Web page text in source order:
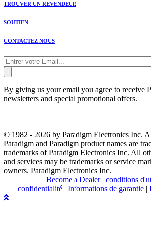
TROUVER UN REVENDEUR
SOUTIEN
CONTACTEZ NOUS
By giving us your email you agree to receive
newsletters and special promotional offers.
© 1982 - 2026 by Paradigm Electronics Inc.
Paradigm and Paradigm product names are
trademarks of Paradigm Electronics Inc. All
and services may be trademarks or service
owners. Paradigm Electronics Inc.
Become a Dealer| conditions
confidentialité | Informations de garantie |